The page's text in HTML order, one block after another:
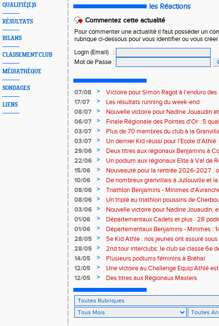
QUALIFIÉ(E)S
RÉSULTATS
BILANS
CLASSEMENT CLUB
MÉDIATHÈQUE
SONDAGES
LIENS
les Réactions
Commentez cette actualité
Pour commenter une actualité il faut posséder un
rubrique ci-dessous pour vous identifier ou vous
Login (Email)
:
Mot de Passe :
07/08 >
Victoire pour Simon Ragot à l'enduro des
17/07
>
Les résultats running du week-end
08/07
>
Nouvelle victoire pour Nadine Jouaudin
06/07
>
Finale Régionale des Pointes d'Or : 5
03/07
>
Plus de 70 membres du club à la
03/07
>
Un dernier Kid réussi pour l'Ecole d'Athlé
29/06
>
Deux titres aux régionaux Benjamins à
22/06
>
Un podium aux régionaux Elite à Val de
15/06
>
Nouveauté pour la rentrée 2026-2027 :
Baby Athlé
10/06 >
De nombreux granvillais à Jullouville et
Jouaudin et Marius Delchard
08/06 >
Triathlon Benjamins - Minimes
victoire
08/06 >
Un triplé au triathlon poussins de
03/06
>
Nouvelle victoire pour Nadine Jouaudin,
granvillais à Saint-Loup
01/06 >
Départementaux Cadets et plus : 28
01/06
>
Départementaux Benjamins - Minimes :
28/05
>
5e Kid Athle : nos jeunes ont assuré
28/05
>
2nd tour interclubs: le club se classe 6e
14/05
>
Plusieurs podiums féminins à Bréhal
12/05
>
Une victoire au Challenge Equip'Athlé
12/05
> Des titres aux Régionaux Masters